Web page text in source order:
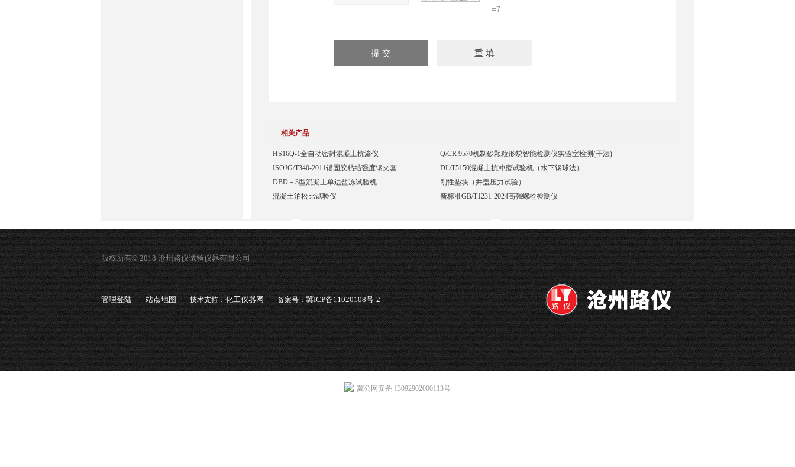
=7
相关产品
HS16Q-1全自动密封混凝土抗渗仪
Q/CR 9570机制砂颗粒形貌智能检测仪实验室检测(干法)
ISOJG/T340-2011锚固胶粘结强度钢夹套
DL/T5150混凝土抗冲磨试验机（水下钢球法）
DBD－3型混凝土单边盐冻试验机
刚性垫块（井盖压力试验）
混凝土泊松比试验仪
新标准GB/T1231-2024高强螺栓检测仪
版权所有© 2018 沧州路仪试验仪器有限公司
管理登陆 站点地图 技术支持：化工仪器网 备案号：冀ICP备11020108号-2
冀公网安备 13092902000113号